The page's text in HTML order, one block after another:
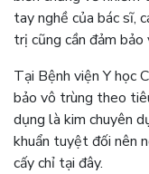
tay nghề của bác sĩ,
trị cũng cần đảm
Tại Bệnh viện Y học
bảo vô trùng theo
dụng là kim chuyên
khuẩn tuyệt đối nên
cấy chỉ tại đây.